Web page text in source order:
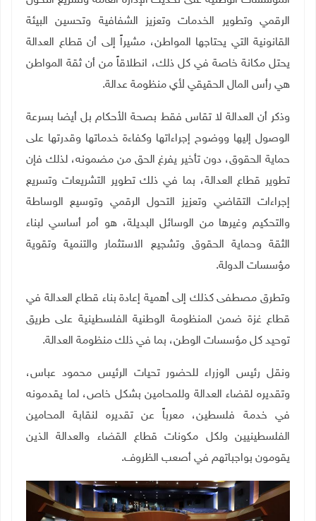
الرقمي وتطوير الخدمات وتعزيز الشفافية وتحسين البيئة
القانونية التي يحتاجها المواطن، مشيراً إلى أن قطاع العدالة
يحتل مكانة خاصة في كل ذلك، انطلاقاً من أن ثقة المواطن
هي رأس المال الحقيقي لأي منظومة عدالة.
وذكر أن العدالة لا تقاس فقط بصحة الأحكام بل أيضا بسرعة
الوصول إليها ووضوح إجراءاتها وكفاءة خدماتها وقدرتها على
حماية الحقوق، دون تأخير يفرغ الحق من مضمونه، لذلك فإن
تطوير قطاع العدالة، بما في ذلك تطوير التشريعات وتسريع
إجراءات التقاضي وتعزيز التحول الرقمي وتوسيع الوساطة
والتحكيم وغيرها من الوسائل البديلة، هو أمر أساسي لبناء
الثقة وحماية الحقوق وتشجيع الاستثمار والتنمية وتقوية
مؤسسات الدولة.
وتطرق مصطفى كذلك إلى أهمية إعادة بناء قطاع العدالة في
قطاع غزة ضمن المنظومة الوطنية الفلسطينية على طريق
توحيد كل مؤسسات الوطن، بما في ذلك منظومة العدالة.
ونقل رئيس الوزراء للحضور تحيات الرئيس محمود عباس،
وتقديره لقضاء العدالة وللمحامين بشكل خاص، لما يقدمونه
في خدمة فلسطين، معرباً عن تقديره لنقابة المحامين
الفلسطينيين ولكل مكونات قطاع القضاء والعدالة الذين
يقومون بواجباتهم في أصعب الظروف.